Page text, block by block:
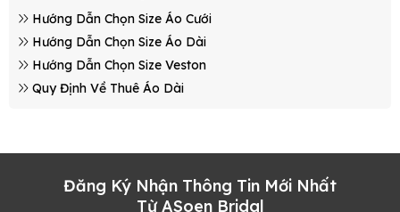
Hướng Dẫn Chọn Size Áo Cưới
Hướng Dẫn Chọn Size Áo Dài
Hướng Dẫn Chọn Size Veston
Quy Định Về Thuê Áo Dài
Đăng Ký Nhận Thông Tin Mới Nhất
Từ ASoen Bridal